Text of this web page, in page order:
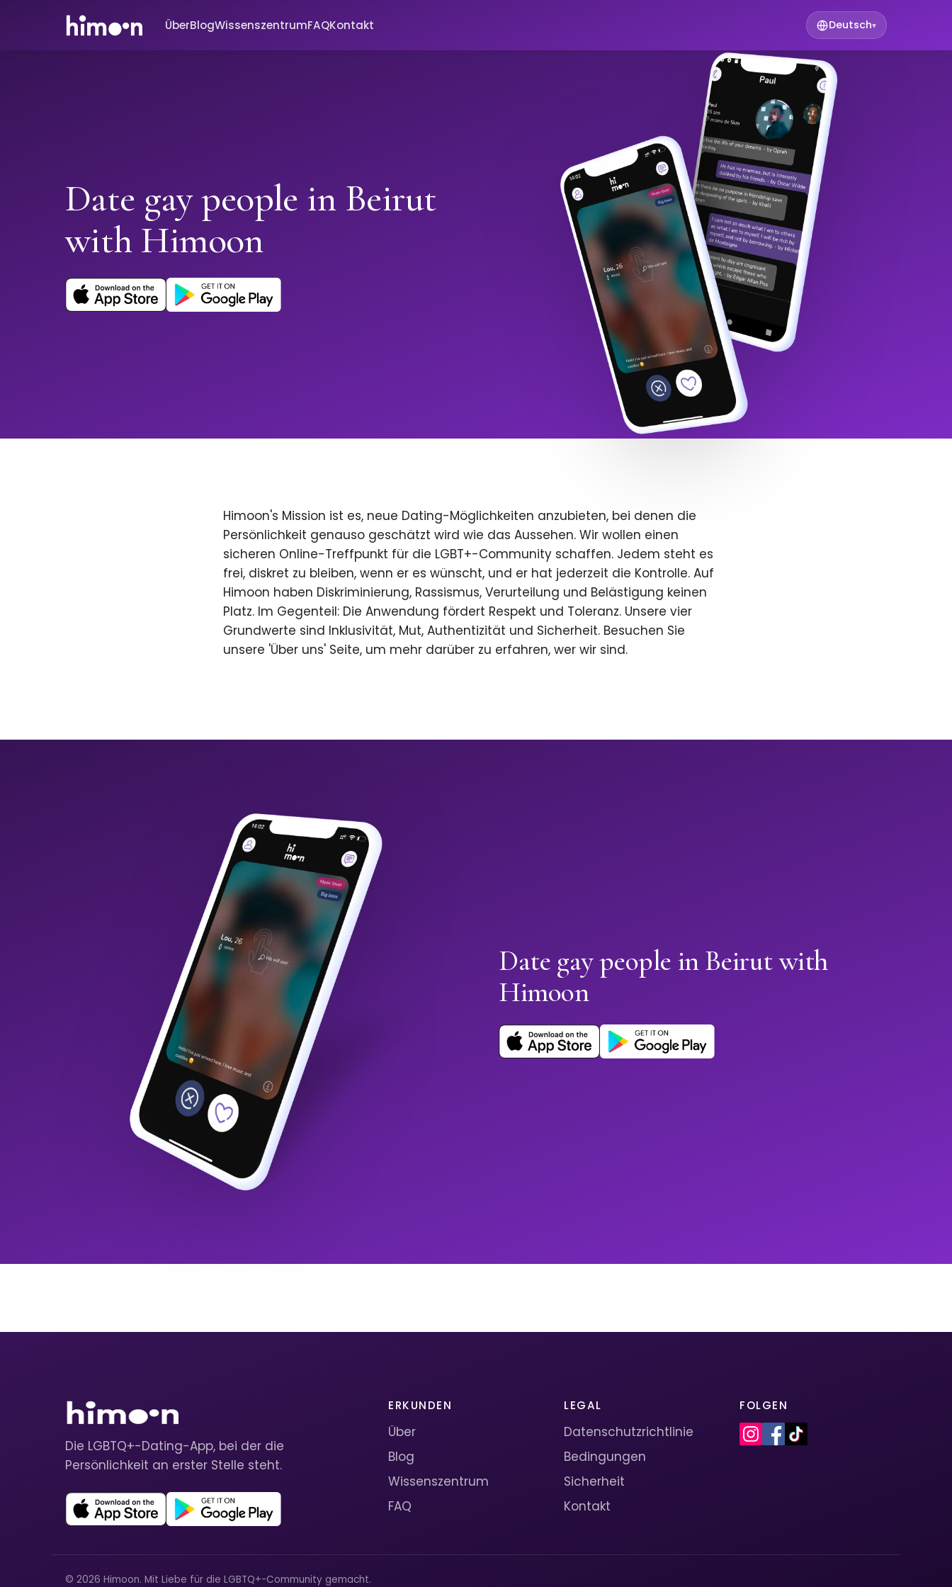
ÜberBlogWissenszentrumFAQKontakt Deutsch▾
Date gay people in Beirut
with Himoon
Himoon's Mission ist es, neue Dating-Möglichkeiten anzubieten, bei denen die
Persönlichkeit genauso geschätzt wird wie das Aussehen. Wir wollen einen
sicheren Online-Treffpunkt für die LGBT+-Community schaffen. Jedem steht es
frei, diskret zu bleiben, wenn er es wünscht, und er hat jederzeit die Kontrolle. Auf
Himoon haben Diskriminierung, Rassismus, Verurteilung und Belästigung keinen
Platz. Im Gegenteil: Die Anwendung fördert Respekt und Toleranz. Unsere vier
Grundwerte sind Inklusivität, Mut, Authentizität und Sicherheit. Besuchen Sie
unsere 'Über uns' Seite, um mehr darüber zu erfahren, wer wir sind.
Date gay people in Beirut with
Himoon
Die LGBTQ+-Dating-App, bei der die
Persönlichkeit an erster Stelle steht.
ERKUNDEN
Über
Blog
Wissenszentrum
FAQ
LEGAL
Datenschutzrichtlinie
Bedingungen
Sicherheit
Kontakt
FOLGEN
© 2026 Himoon. Mit Liebe für die LGBTQ+-Community gemacht.